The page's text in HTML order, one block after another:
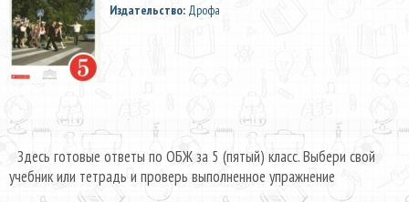
Издательство: Дрофа
Здесь готовые ответы по ОБЖ за 5 (пятый) класс. Выбери свой
учебник или тетрадь и проверь выполненное упражнение